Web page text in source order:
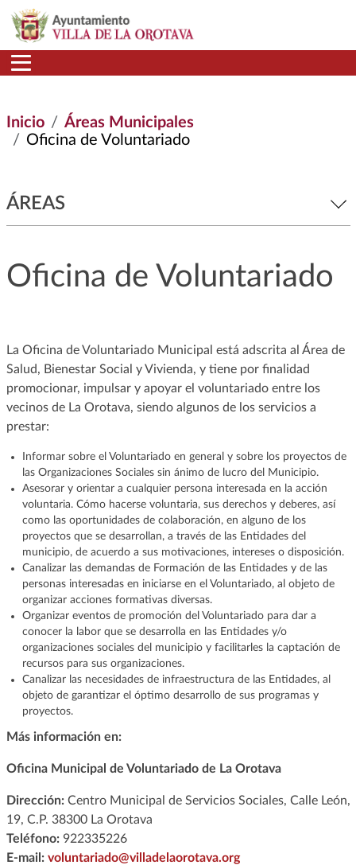
Pasar al contenido principal
Inicio
Áreas Municipales
Oficina de Voluntariado
ÁREAS
Oficina de Voluntariado
La Oficina de Voluntariado Municipal está adscrita al Área de
Salud, Bienestar Social y Vivienda, y tiene por finalidad
promocionar, impulsar y apoyar el voluntariado entre los
vecinos de La Orotava, siendo algunos de los servicios a
prestar:
Informar sobre el Voluntariado en general y sobre los proyectos de
las Organizaciones Sociales sin ánimo de lucro del Municipio.
Asesorar y orientar a cualquier persona interesada en la acción
voluntaria. Cómo hacerse voluntaria, sus derechos y deberes, así
como las oportunidades de colaboración, en alguno de los
proyectos que se desarrollan, a través de las Entidades del
municipio, de acuerdo a sus motivaciones, intereses o disposición.
Canalizar las demandas de Formación de las Entidades y de las
personas interesadas en iniciarse en el Voluntariado, al objeto de
organizar acciones formativas diversas.
Organizar eventos de promoción del Voluntariado para dar a
conocer la labor que se desarrolla en las Entidades y/o
organizaciones sociales del municipio y facilitarles la captación de
recursos para sus organizaciones.
Canalizar las necesidades de infraestructura de las Entidades, al
objeto de garantizar el óptimo desarrollo de sus programas y
proyectos.
Más información en:
Oficina Municipal de Voluntariado de La Orotava
Dirección:Centro Municipal de Servicios Sociales, Calle León,
19, C.P. 38300 La Orotava
Teléfono:922335226
E-mail: voluntariado@villadelaorotava.org